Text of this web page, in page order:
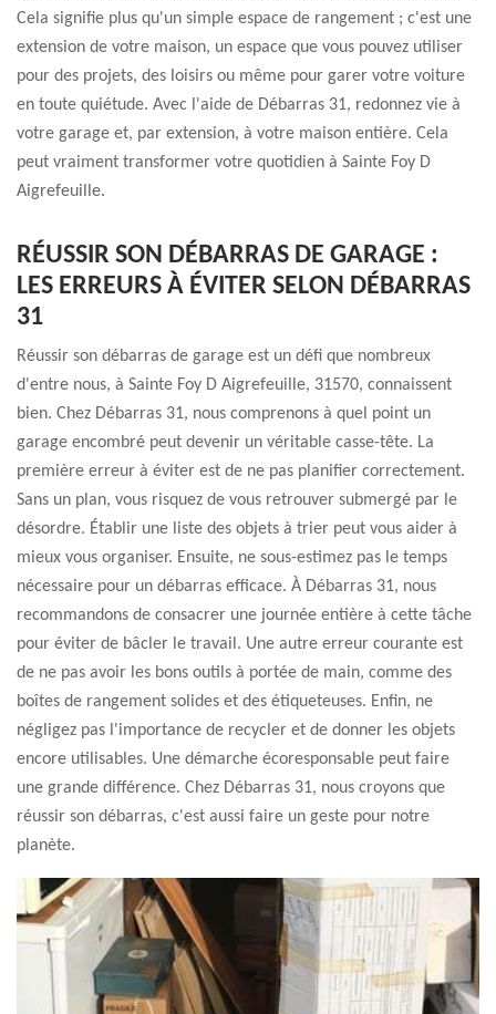
Cela signifie plus qu'un simple espace de rangement ; c'est une
extension de votre maison, un espace que vous pouvez utiliser
pour des projets, des loisirs ou même pour garer votre voiture
en toute quiétude. Avec l'aide de Débarras 31, redonnez vie à
votre garage et, par extension, à votre maison entière. Cela
peut vraiment transformer votre quotidien à Sainte Foy D
Aigrefeuille.
RÉUSSIR SON DÉBARRAS DE GARAGE :
LES ERREURS À ÉVITER SELON DÉBARRAS
31
Réussir son débarras de garage est un défi que nombreux
d'entre nous, à Sainte Foy D Aigrefeuille, 31570, connaissent
bien. Chez Débarras 31, nous comprenons à quel point un
garage encombré peut devenir un véritable casse-tête. La
première erreur à éviter est de ne pas planifier correctement.
Sans un plan, vous risquez de vous retrouver submergé par le
désordre. Établir une liste des objets à trier peut vous aider à
mieux vous organiser. Ensuite, ne sous-estimez pas le temps
nécessaire pour un débarras efficace. À Débarras 31, nous
recommandons de consacrer une journée entière à cette tâche
pour éviter de bâcler le travail. Une autre erreur courante est
de ne pas avoir les bons outils à portée de main, comme des
boîtes de rangement solides et des étiqueteuses. Enfin, ne
négligez pas l'importance de recycler et de donner les objets
encore utilisables. Une démarche écoresponsable peut faire
une grande différence. Chez Débarras 31, nous croyons que
réussir son débarras, c'est aussi faire un geste pour notre
planète.